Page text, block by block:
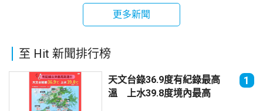
更多新聞
至 Hit 新聞排行榜
天文台錄36.9度有紀錄最高
溫 上水39.8度境內最高
1